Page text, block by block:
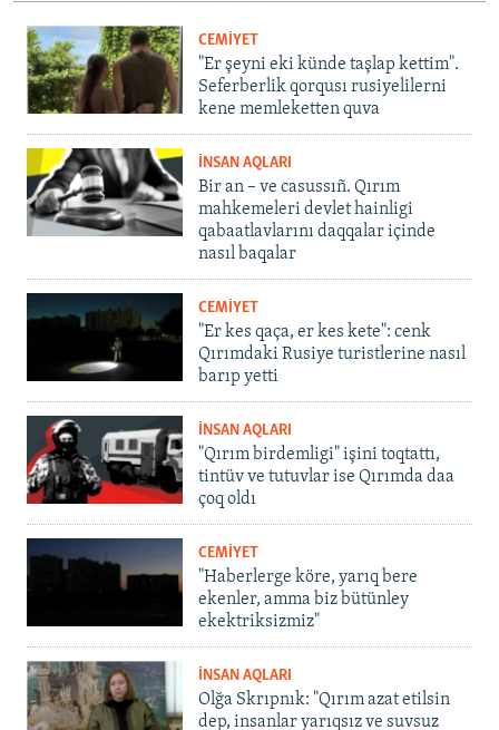
CEMİYET
"Er şeyni eki künde taşlap kettim".
Seferberlik qorqusı rusiyelilerni
kene memleketten quva
İNSAN AQLARI
Bir an – ve casussıñ. Qırım
mahkemeleri devlet hainligi
qabaatlavlarını daqqalar içinde
nasıl baqalar
CEMİYET
"Er kes qaça, er kes kete": cenk
Qırımdaki Rusiye turistlerine nasıl
barıp yetti
İNSAN AQLARI
"Qırım birdemligi" işini toqtattı,
tintüv ve tutuvlar ise Qırımda daa
çoq oldı
CEMİYET
"Haberlerge köre, yarıq bere
ekenler, amma biz bütünley
ekektriksizmiz"
İNSAN AQLARI
Olğa Skrıpnık: "Qırım azat etilsin
dep, insanlar yarıqsız ve suvsuz